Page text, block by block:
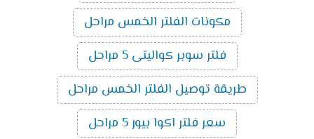
مكونات الفلتر الخمس مراحل
فلتر سوبر كواليتى 5 مراحل
طريقة توصيل الفلتر الخمس مراحل
سعر فلتر اكوا بيور 5 مراحل